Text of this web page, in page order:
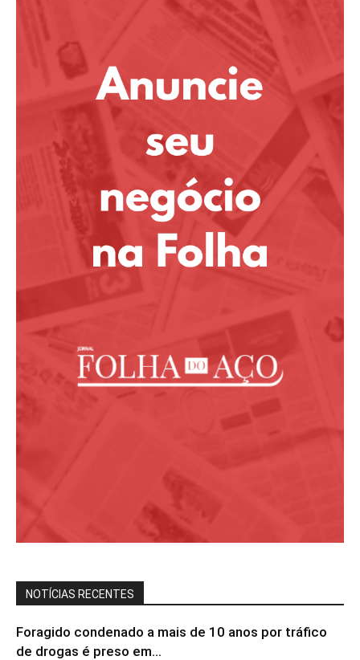
NOTÍCIAS RECENTES
Foragido condenado a mais de 10 anos por tráfico
de drogas é preso em...